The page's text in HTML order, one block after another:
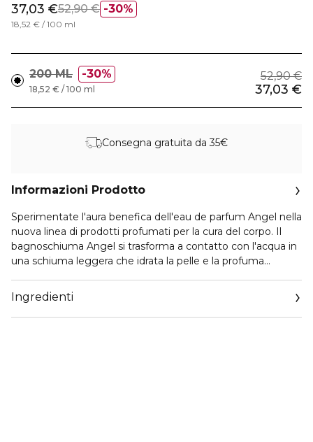
30%
37,03 €52,90 €
18,52 € / 100 ml
200 ML 30% 52,90 €
37,03 €
18,52 € / 100 ml
Consegna gratuita da 35€
Informazioni Prodotto
Sperimentate l'aura benefica dell'eau de parfum Angel nella
nuova linea di prodotti profumati per la cura del corpo. Il
bagnoschiuma Angel si trasforma a contatto con l'acqua in
una schiuma leggera che idrata la pelle e la profuma
Questa lozione di bellezza per il corpo è racchiusa in un
nuovo flacone dal design moderno ispirato all'iconcico eau
de parfum Angel.
Ingredienti